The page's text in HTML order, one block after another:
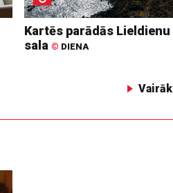
Kartēs parādās Lieldienu
sala © DIENA
Vairāk